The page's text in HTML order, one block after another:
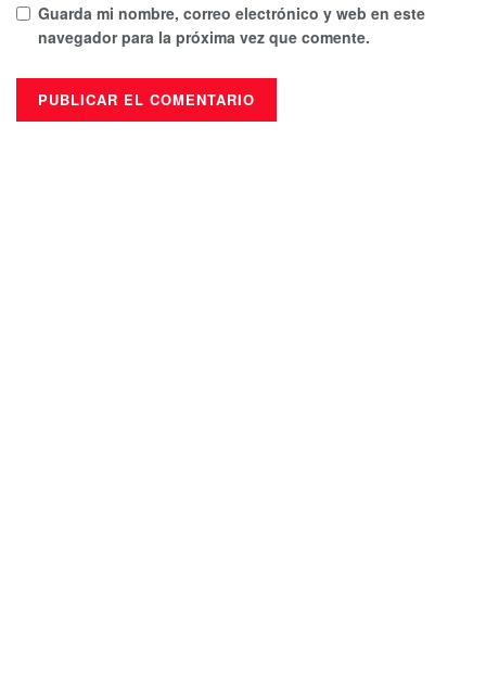
Guarda mi nombre, correo electrónico y web en este
navegador para la próxima vez que comente.